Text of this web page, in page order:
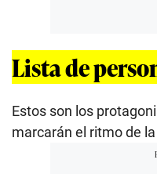
Lista de
Estos son los
marcarán el ritmo de